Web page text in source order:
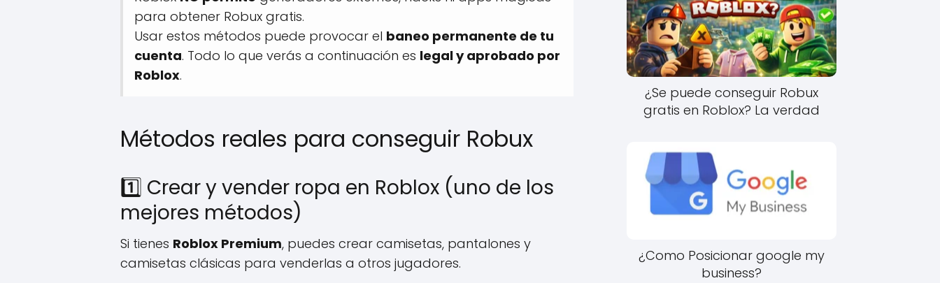
para obtener Robux gratis.
Usar estos métodos puede provocar el baneo permanente de tu
cuenta. Todo lo que verás a continuación es legal y aprobado por
Roblox.
Métodos reales para conseguir Robux
1️⃣ Crear y vender ropa en Roblox (uno de los
mejores métodos)
Si tienes Roblox Premium, puedes crear camisetas, pantalones y
camisetas clásicas para venderlas a otros jugadores.
¿Se puede conseguir Robux
gratis en Roblox? La verdad
¿Como Posicionar google my
business?